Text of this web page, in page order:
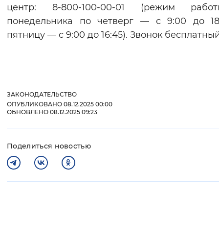
центр: 8-800-100-00-01 (режим
понедельника по четверг — с 9:00 до
пятницу — с 9:00 до 16:45). Звонок
ЗАКОНОДАТЕЛЬСТВО
ОПУБЛИКОВАНО 08.12.2025 00:00
ОБНОВЛЕНО 08.12.2025 09:23
Поделиться новостью